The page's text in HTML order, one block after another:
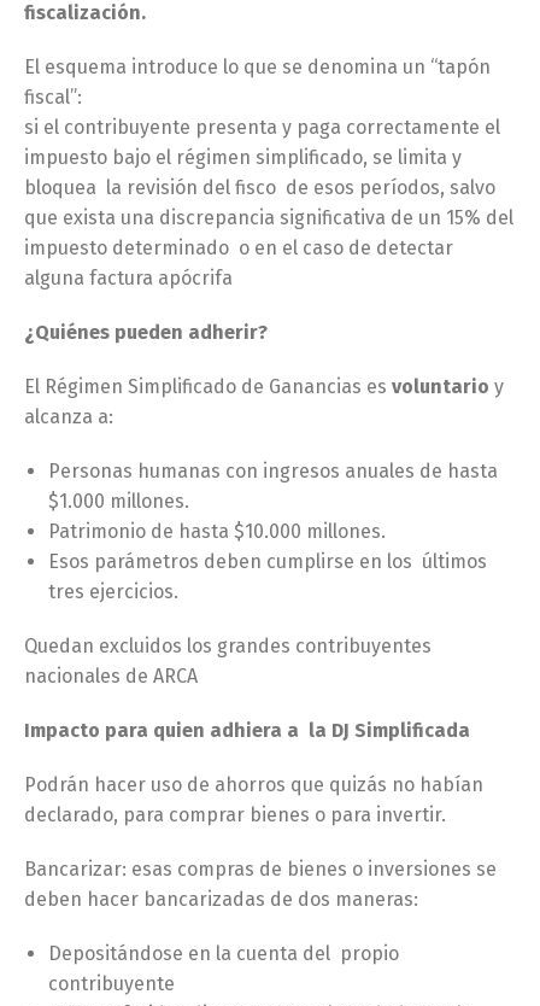
fiscalización.
El esquema introduce lo que se denomina un “tapón
fiscal”:
si el contribuyente presenta y paga correctamente el
impuesto bajo el régimen simplificado, se limita y
bloquea la revisión del fisco de esos períodos, salvo
que exista una discrepancia significativa de un 15% del
impuesto determinado o en el caso de detectar
alguna factura apócrifa
¿Quiénes pueden adherir?
El Régimen Simplificado de Ganancias es voluntario y
alcanza a:
Personas humanas con ingresos anuales de hasta
$1.000 millones.
Patrimonio de hasta $10.000 millones.
Esos parámetros deben cumplirse en los últimos
tres ejercicios.
Quedan excluidos los grandes contribuyentes
nacionales de ARCA
Impacto para quien adhiera a la DJ Simplificada
Podrán hacer uso de ahorros que quizás no habían
declarado, para comprar bienes o para invertir.
Bancarizar: esas compras de bienes o inversiones se
deben hacer bancarizadas de dos maneras:
Depositándose en la cuenta del propio
contribuyente